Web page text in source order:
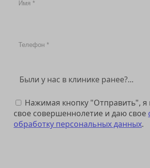
Нажимая кнопку "Отправить",
свое совершеннолетие и даю свое
обработку персональных данных.